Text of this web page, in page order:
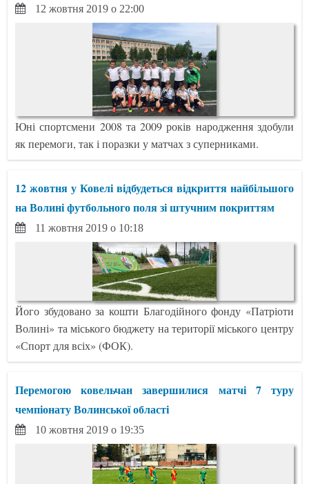
12 жовтня 2019 о 22:00
Юні спортсмени 2008 та 2009 років народження здобули
як перемоги, так і поразки у матчах з суперниками.
12 жовтня у Ковелі відбудеться відкриття найбільшого
на Волині футбольного поля зі штучним покриттям
11 жовтня 2019 о 10:18
Його збудовано за кошти Благодійного фонду «Патріоти
Волині» та міського бюджету на території міського центру
«Спорт для всіх» (ФОК).
Перемогою ковельчан завершилися матчі 7 туру
чемпіонату Волинської області
10 жовтня 2019 о 19:35